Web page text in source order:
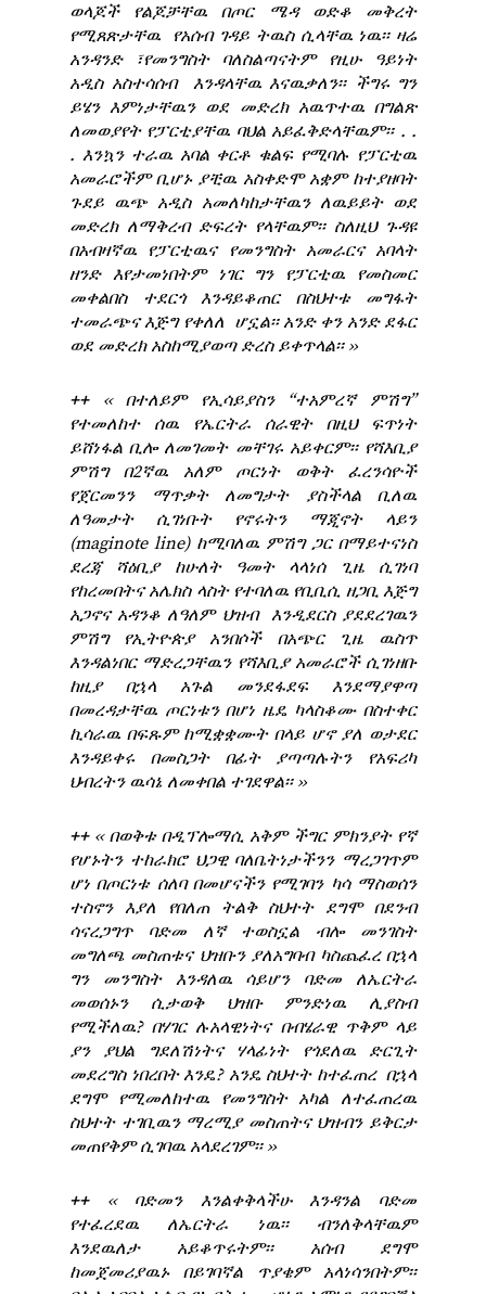
ወላጆች የልጆቻቸዉ በጦር ሜዳ ወድቆ መቅረት
የሚጸጽታቸዉ የአሰብ ገዳይ ትዉስ ሲላቸዉ ነዉ፡፡ ዛሬ
አንዳንድ ፣የመንግስት ባለስልጣናትም የዚሁ ዓይነት
አዲስ አስተሳሰብ እንዳላቸዉ እናዉቃለን፡፡ ችግሩ ግን
ይሄን እምነታቸዉን ወደ መድረክ አዉጥተዉ በግልጽ
ለመወያየት የፓርቲያቸዉ ባህል አይፈቅድላቸዉም፡፡ . .
. እንኳን ተራዉ አባል ቀርቶ ቁልፍ የሚባሉ የፓርቲዉ
አመራሮችም ቢሆኑ ያቺዉ አስቀድሞ አቋም ከተያዘባት
ጉደይ ዉጭ አዲስ አመለካከታቸዉን ለዉይይት ወደ
መድረክ ለማቅረብ ድፍረት የላቸዉም፡፡ ስለዚህ ጉዳዩ
በአብዛኛዉ የፓርቲዉና የመንግስት አመራርና አባላት
ዘንድ እየታመነበትም ነገር ግን የፓርቲዉ የመስመር
መቀልበስ ተደርጎ እንዳይቆጠር በስህተቱ መግፋት
ተመራጭና እጅግ የቀለለ ሆኗል፡፡ አንድ ቀን አንድ ደፋር
ወደ መድረክ አስከሚያወጣ ድረስ ይቀጥላል፡፡ ››
++‹‹ በተለይም የኢሳይያስን “ተአምረኛ ምሽግ”
የተመለከተ ሰዉ የኤርትራ ሰራዊት በዚህ ፍጥነት
ይሸነፋል ቢሎ ለመገመት መቸገሩ አይቀርም፡፡ የሻእቢያ
ምሽግ በ2ኛዉ አለም ጦርነት ወቅት ፈረንሳዮች
የጀርመንን ማጥቃት ለመግታት ያስችላል ቢለዉ
ለዓመታት ሲገነቡት የኖሩትን ማጂኖት ላይን
(maginote line) ከሚባለዉ ምሽግ ጋር በማይተናነስ
ደረጃ ሻዕቢያ ከሁለት ዓመት ላላነሰ ጊዜ ሲገነባ
የከረመበትና አሌክስ ላስት የተባለዉ የቢቢሲ ዘጋቢ እጅግ
አጋኖና አዳንቆ ለዓለም ህዝብ እንዲደርስ ያደደረገዉን
ምሽግ የኢትዮጵያ አንበሶች በአጭር ጊዜ ዉስጥ
እንዳልነበር ማድረጋቸዉን የሻእቢያ አመራሮች ሲገነዘቡ
ከዚያ በኋላ አጉል መንደፋደፍ እንደማያዋጣ
በመረዳታቸዉ ጦርነቱን በሆነ ዜዴ ካላስቆሙ በስተቀር
ኪሳራዉ በፍጹም ከሚቋቋሙት በላይ ሆኖ ያለ ወታደር
እንዳይቀሩ በመስጋት በፊት ያጣጣሉትን የአፍሪካ
ህብረትን ዉሳኔ ለመቀበል ተገደዋል፡፡ ››
++‹‹ በወቅቱ በዲፕሎማሲ አቅም ችግር ምክንያት የኛ
የሆኑትን ተከራክሮ ህጋዊ ባለቤትነታችንን ማረጋገጥም
ሆነ በጦርነቱ ሰለባ በመሆናችን የሚገባን ካሳ ማስወሰን
ተስኖን እያለ የበለጠ ትልቅ ስህተት ደግሞ በደንብ
ሳናረጋግጥ ባድመ ለኛ ተወስኗል ብሎ መንገስት
መግለጫ መስጠቱና ህዝቡን ያለአግባብ ካስጨፈረ በኋላ
ግን መንግስት እንዳለዉ ሳይሆን ባድመ ለኤርትራ
መወሰኑን ሲታወቅ ህዝቡ ምንድነዉ ሊያስብ
የሚችለዉ? በሃገር ሉአላዊነትና በብሄራዊ ጥቅም ላይ
ያን ያህል ግደለሽነትና ሃላፊነት የጎደለዉ ድርጊት
መደረግስ ነበረበት እንዴ? አንዴ ስህተት ከተፈጠረ በኋላ
ደግሞ የሚመለከተዉ የመንግስት አካል ለተፈጠረዉ
ስህተት ተገቢዉን ማረሚያ መስጠትና ህዝብን ይቅርታ
መጠየቅም ሲገባዉ አላደረገም፡፡ ››
++‹‹ ባድመን እንልቀቅላችሁ እንዳንል ባድመ
የተፈረደዉ ለኤርትራ ነዉ፡፡ ብንለቅላቸዉም
እንደዉለታ አይቆጥሩትም፡፡ አሰብ ደግሞ
ከመጀመሪያዉኑ በይገባኛል ጥያቄም አላነሳንበትም፡፡